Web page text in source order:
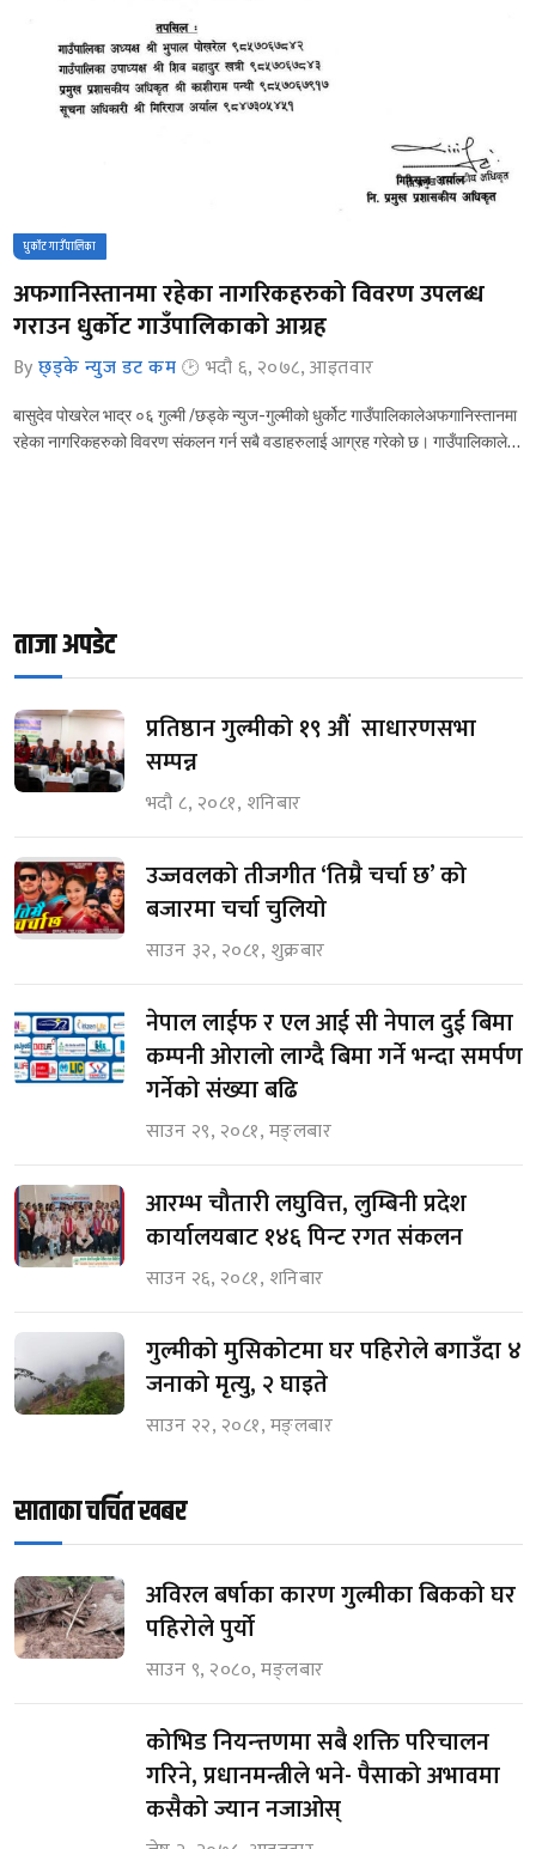
धुर्कोट गाउँपालिका
अफगानिस्तानमा रहेका नागरिकहरुको विवरण उपलब्ध
गराउन धुर्कोट गाउँपालिकाको आग्रह
By छ्ड्के न्युज डट कम भदौ ६, २०७८, आइतवार
बासुदेव पोखरेल भाद्र ०६ गुल्मी /छड्के न्युज-गुल्मीको धुर्कोट गाउँपालिकालेअफगानिस्तानमा
रहेका नागरिकहरुको विवरण संकलन गर्न सबै वडाहरुलाई आग्रह गरेको छ। गाउँपालिकाले…
ताजा अपडेट
प्रतिष्ठान गुल्मीको १९ औं साधारणसभा
सम्पन्न
भदौ ८, २०८१, शनिबार
उज्जवलको तीजगीत ‘तिम्रै चर्चा छ’ को
बजारमा चर्चा चुलियो
साउन ३२, २०८१, शुक्रबार
नेपाल लाईफ र एल आई सी नेपाल दुई बिमा
कम्पनी ओरालो लाग्दै बिमा गर्ने भन्दा समर्पण
गर्नेको संख्या बढि
साउन २९, २०८१, मङ्लबार
आरम्भ चौतारी लघुवित्त, लुम्बिनी प्रदेश
कार्यालयबाट १४६ पिन्ट रगत संकलन
साउन २६, २०८१, शनिबार
गुल्मीको मुसिकोटमा घर पहिरोले बगाउँदा ४
जनाको मृत्यु, २ घाइते
साउन २२, २०८१, मङ्लबार
साताका चर्चित खबर
अविरल बर्षाका कारण गुल्मीका बिकको घर
पहिरोले पुर्यो
साउन ९, २०८०, मङ्लबार
कोभिड नियन्त्तणमा सबै शक्ति परिचालन
गरिने, प्रधानमन्त्रीले भने- पैसाको अभावमा
कसैको ज्यान नजाओस्